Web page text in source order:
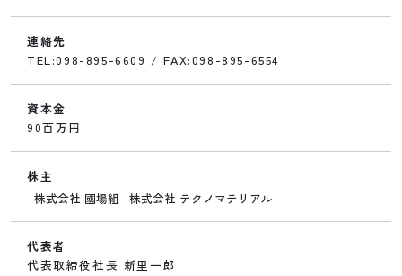
連絡先
TEL:098-895-6609 / FAX:098-895-6554
資本金
90百万円
株主
株式会社 國場組
株式会社 テクノマテリアル
代表者
代表取締役社長 新里一郎